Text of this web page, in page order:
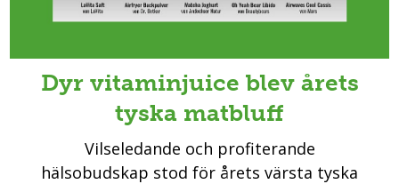
Dyr vitaminjuice blev årets
tyska matbluff
Vilseledande och profiterande
hälsobudskap stod för årets värsta tyska